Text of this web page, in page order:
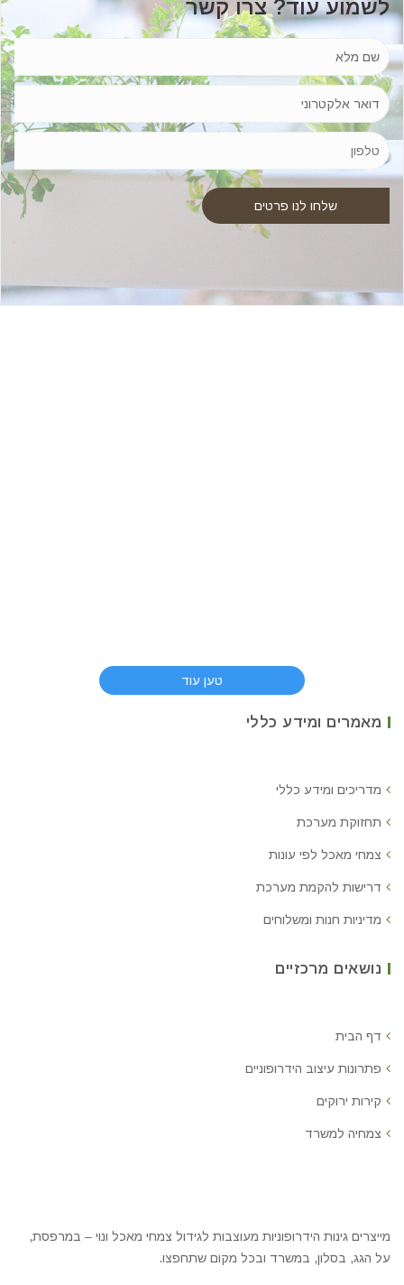
לשמוע עוד? צרו קשר
טען עוד
מאמרים ומידע כללי
מדריכים ומידע כללי
תחזוקת מערכת
צמחי מאכל לפי עונות
דרישות להקמת מערכת
מדיניות חנות ומשלוחים
נושאים מרכזיים
דף הבית
פתרונות עיצוב הידרופוניים
קירות ירוקים
צמחיה למשרד
מייצרים גינות הידרופוניות מעוצבות לגידול צמחי מאכל ונוי – במרפסת,
על הגג, בסלון, במשרד ובכל מקום שתחפצו.